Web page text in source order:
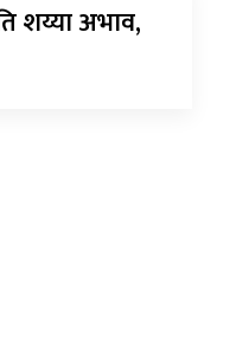
शय्या अभाव,